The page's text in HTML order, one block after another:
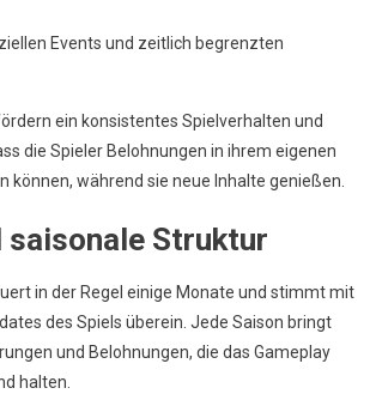
Events und zeitlich begrenzten
ein konsistentes Spielverhalten und
die Spieler Belohnungen in ihrem eigenen
können, während sie neue Inhalte genießen.
saisonale Struktur
in der Regel einige Monate und stimmt mit
des Spiels überein. Jede Saison bringt
und Belohnungen, die das Gameplay
halten.